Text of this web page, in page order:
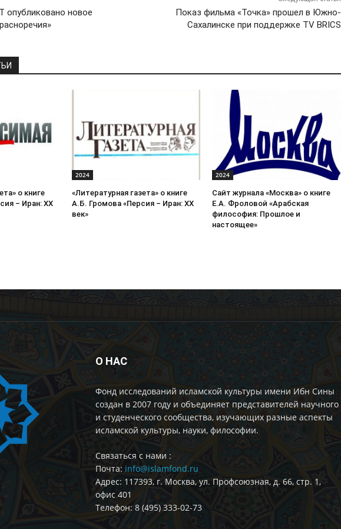
опубликовано новое
Показ фильма «Точка» прошел в Южно-
Сахалинске при поддержке TV BRICS
о книге
– Иран: ХХ
2024
«Литературная газета» о книге
А.Б. Громова «Персия – Иран: ХХ
век»
2024
Сайт журнала «Москва» о книге
Е.А. Фроловой «Арабская
философия: Прошлое и
настоящее»
О НАС
Фонд исследований исламской культуры имени Ибн Сины
создан в 2007 году и объединяет представителей научного
и студенческого сообщества, изучающих разные аспекты
исламской культуры, науки, философии.
Cвязаться с нами :
Почта: info@islamfond.ru
Адрес: 117393, г. Москва, ул. Профсоюзная, д. 66, стр. 1,
офис 401
Телефон: 8 (495) 333-02-73